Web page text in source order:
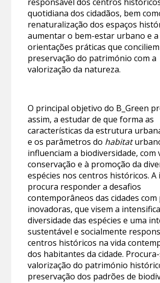
quotidiana dos cidadãos, bem
renaturalização dos espaços
aumentar o bem-estar urbano e a
orientações práticas que
preservação do património com a
valorização da natureza.
O principal objetivo do B_Green
assim, a estudar de que forma as
características da estrutura
e os parâmetros do habitat
influenciam a biodiversidade, com
conservação e à promoção da
espécies nos centros históricos. A
procura responder a desafios
contemporâneos das cidades
inovadoras, que visem a
diversidade das espécies e uma
sustentável e socialmente
centros históricos na vida
dos habitantes da cidade.
valorização do património
preservação dos padrões de